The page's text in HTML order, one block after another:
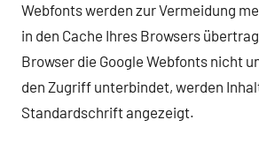
Webfonts werden zur Vermeidung
in den Cache Ihres Browsers
Browser die Google Webfonts nicht
den Zugriff unterbindet, werden
Standardschrift angezeigt.